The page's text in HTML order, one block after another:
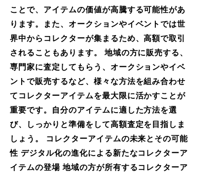
ことで、アイテムの価値が高騰する可能性があ
ります。また、オークションやイベントでは世
界中からコレクターが集まるため、高額で取引
されることもあります。 地域の方に販売する、
専門家に査定してもらう、オークションやイベ
ントで販売するなど、様々な方法を組み合わせ
てコレクターアイテムを最大限に活かすことが
重要です。自分のアイテムに適した方法を選
び、しっかりと準備をして高額査定を目指しま
しょう。 コレクターアイテムの未来とその可能
性 デジタル化の進化による新たなコレクターア
イテムの登場 地域の方が所有するコレクターア